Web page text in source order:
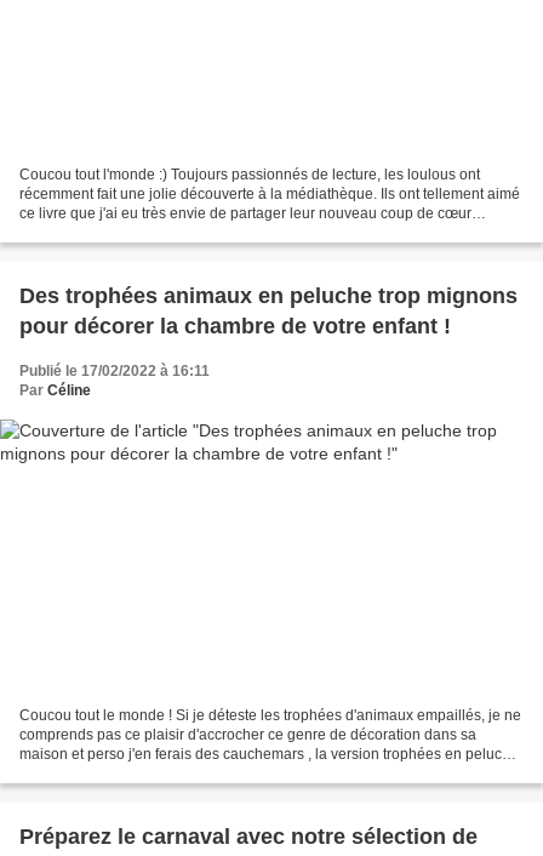
Coucou tout l'monde :) Toujours passionnés de lecture, les loulous ont
récemment fait une jolie découverte à la médiathèque. Ils ont tellement aimé
ce livre que j'ai eu très envie de partager leur nouveau coup de cœur
Des trophées animaux en peluche trop mignons
pour décorer la chambre de votre enfant !
Publié le 17/02/2022 à 16:11
Par Céline
Coucou tout le monde ! Si je déteste les trophées d'animaux empaillés, je ne
comprends pas ce plaisir d'accrocher ce genre de décoration dans sa
maison et perso j'en ferais des cauchemars , la version trophées en peluche
Préparez le carnaval avec notre sélection de